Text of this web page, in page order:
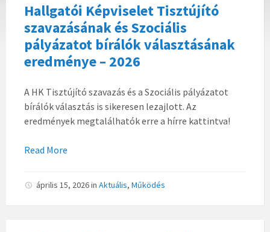
Hallgatói Képviselet Tisztújító
szavazásának és Szociális
pályázatot bírálók választásának
eredménye – 2026
A HK Tisztújító szavazás és a Szociális pályázatot
bírálók választás is sikeresen lezajlott. Az
eredmények megtalálhatók erre a hírre kattintva!
Read More
április 15, 2026in Aktuális, Működés